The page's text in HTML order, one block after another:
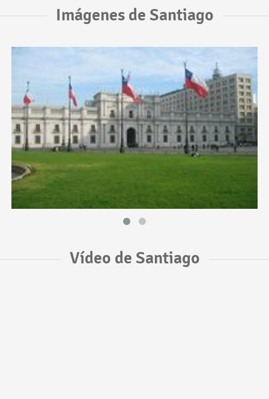
Imágenes de Santiago
Vídeo de Santiago